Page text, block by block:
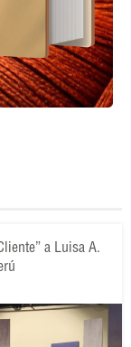
a Luisa A.